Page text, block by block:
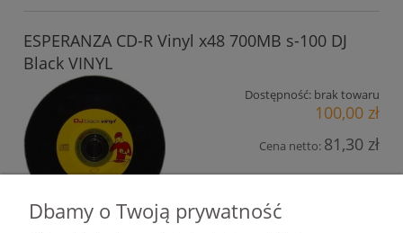
ESPERANZA CD-R Vinyl x48 700MB s-100 DJ
Black VINYL
Dostępność: brak towaru
100,00 zł
Cena netto: 81,30 zł
Dbamy o Twoją prywatność